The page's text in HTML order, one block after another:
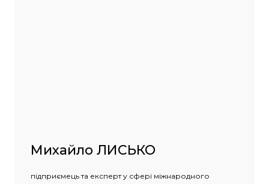
Михайло ЛИСЬКО
підприємець та експерт у сфері міжнародного